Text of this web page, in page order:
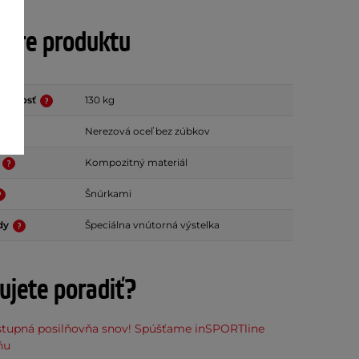
produktu
130 kg
Nerezová oceľ bez zúbkov
Kompozitný materiál
Šnúrkami
Špeciálna vnútorná výstelka
poradiť?
posilňovňa snov! Spúšťame inSPORTline